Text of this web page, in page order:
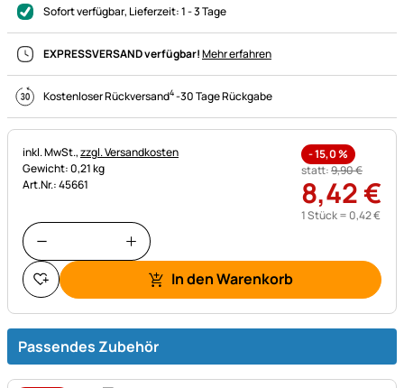
Sofort verfügbar, Lieferzeit:1 - 3 Tage
EXPRESSVERSAND verfügbar!Mehr erfahren
Kostenloser Rückversand4-30 Tage Rückgabe
Steuerhinweis:
inkl. MwSt.,zzgl. Versandkosten
Gewicht: 0,21 kg
Art.Nr.: 45661
-15,0%
statt:9,90€
8,42€
1 Stück = 0,42€
In den Warenkorb
Passendes Zubehör